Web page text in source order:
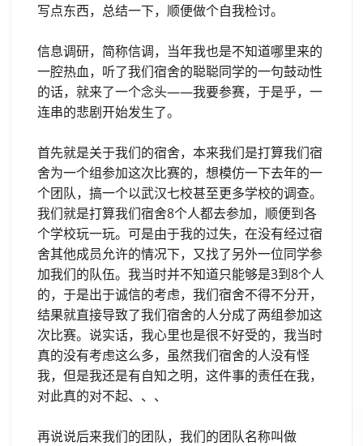
写点东西，总结一下，顺便做个自我检讨。
信息调研，简称信调，当年我也是不知道哪里来的
一腔热血，听了我们宿舍的聪聪同学的一句鼓动性
的话，就来了一个念头——我要参赛，于是乎，一
连串的悲剧开始发生了。
首先就是关于我们的宿舍，本来我们是打算我们宿
舍为一个组参加这次比赛的，想模仿一下去年的一
个团队，搞一个以武汉七校甚至更多学校的调查。
我们就是打算我们宿舍8个人都去参加，顺便到各
个学校玩一玩。可是由于我的过失，在没有经过宿
舍其他成员允许的情况下，又找了另外一位同学参
加我们的队伍。我当时并不知道只能够是3到8个人
的，于是出于诚信的考虑，我们宿舍不得不分开，
结果就直接导致了我们宿舍的人分成了两组参加这
次比赛。说实话，我心里也是很不好受的，我当时
真的没有考虑这么多，虽然我们宿舍的人没有怪
我，但是我还是有自知之明，这件事的责任在我，
对此真的对不起、、、
再说说后来我们的团队，我们的团队名称叫做